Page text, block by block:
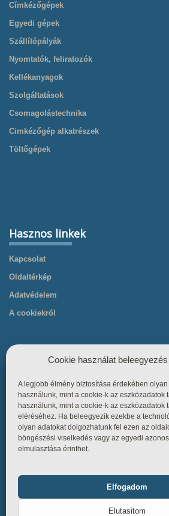
Címkézőgépek
Egyedi gépek
Szállítópályák
Nyomtatók, feliratozók
Kellékanyagok
Szolgáltatások
Csomagolástechnika
Cimkézőgép alkatrészek
Töltőgépek
Hasznos linkek
Kapcsolat
Oldaltérkép
Adatvédelem
A cookiekról
Hasznos linkek
Főoldal
Termékek
Tudástár
Üzletszabályzat
Cookie használat
A legjobb élmény biztosítása érdekében
használunk, mint a cookie-k az eszközadatok
használunk, mint a cookie-k az eszközadatok
eléréséhez. Ha beleegyezik ezekbe a
olyan adatokat dolgozhatunk fel ezen az
böngészési viselkedés vagy az egyedi
elmulasztása érinthet.
Elfogadom
Elutasitom